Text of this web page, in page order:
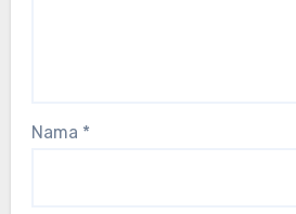
Nama *